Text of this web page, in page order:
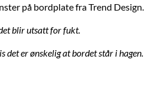
på bordplate fra Trend Design.
blir utsatt for fukt.
er ønskelig at bordet står i hagen.